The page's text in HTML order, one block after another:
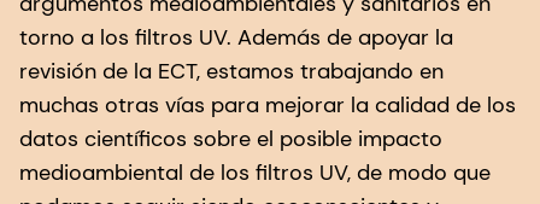
torno a los filtros UV. Además de apoyar la
revisión de la ECT, estamos trabajando en
muchas otras vías para mejorar la calidad de los
datos científicos sobre el posible impacto
medioambiental de los filtros UV, de modo que